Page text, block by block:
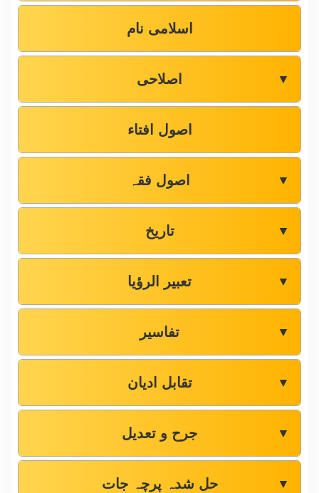
اسلامی نام
اصلاحی ▼
اصول افتاء
اصول فقہ ▼
تاریخ ▼
تعبیر الرؤیا ▼
تفاسیر ▼
تقابل ادیان ▼
جرح و تعدیل ▼
حل شدہ پرچہ جات ▼